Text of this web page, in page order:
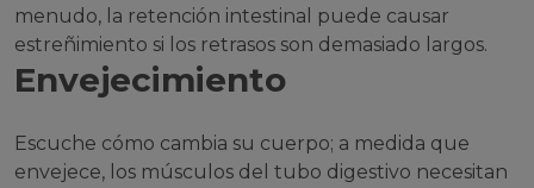
menudo, la retención intestinal puede causar
estreñimiento si los retrasos son demasiado largos.
Envejecimiento
Escuche cómo cambia su cuerpo; a medida que
envejece, los músculos del tubo digestivo necesitan